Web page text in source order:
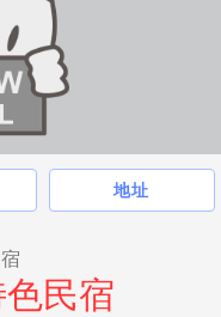
地址
民宿